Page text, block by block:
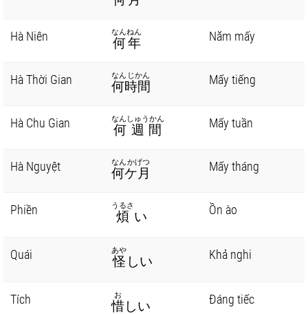
Hà Niên 何年
なんねん Năm mấy
Hà Thời Gian 何時間
なんじかん Mấy tiếng
Hà Chu Gian 何週間
なんしゅうかん Mấy tuần
Hà Nguyệt 何ケ月
なんかげつ Mấy tháng
Phiền 煩
うるさ
い Ồn ào
Quái 怪
あや
しい Khả nghi
Tích 惜
お
しい Đáng tiếc